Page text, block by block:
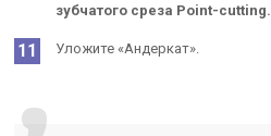
зубчатого среза Point-cutting.
Уложите «Андеркат».